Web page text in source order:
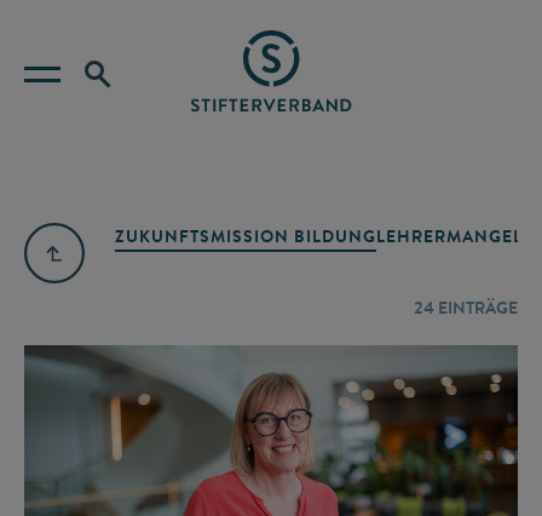
ZUKUNFTSMISSION BILDUNGLEHRERMANGEL
24 EINTRÄGE